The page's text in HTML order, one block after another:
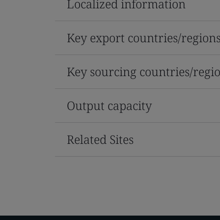
Localized information
Key export countries/regions
Key sourcing countries/
Output capacity
Related Sites